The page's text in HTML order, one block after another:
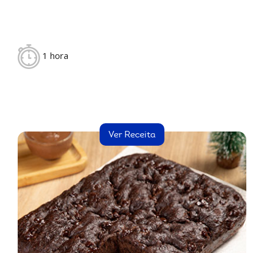
1 hora
Ver Receita